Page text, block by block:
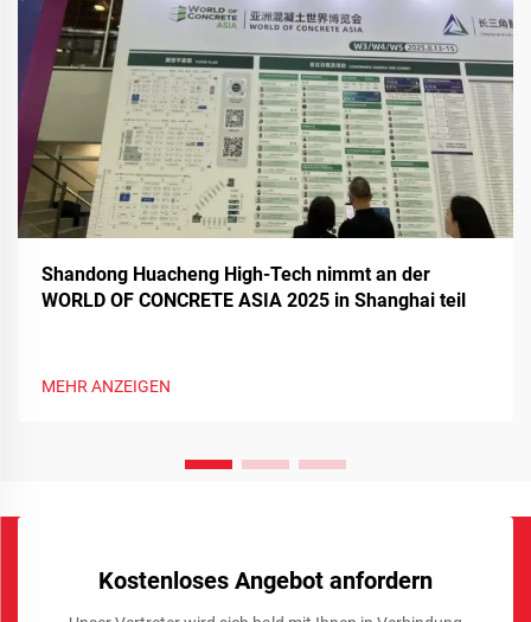
Shandong Huacheng High-Tech nimmt an der
WORLD OF CONCRETE ASIA 2025 in Shanghai teil
MEHR ANZEIGEN
Kostenloses Angebot anfordern